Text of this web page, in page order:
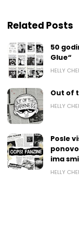
Related Posts
50
Glue“
HELLY
Out of
HELLY
Posle
ima
HELLY